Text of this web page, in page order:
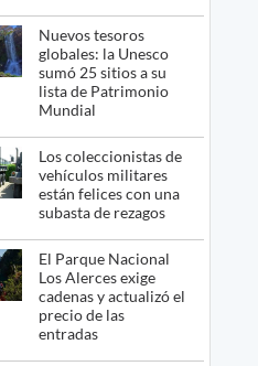
Nuevos tesoros
globales: la Unesco
sumó 25 sitios a su
lista de Patrimonio
Mundial
Los coleccionistas de
vehículos militares
están felices con una
subasta de rezagos
El Parque Nacional
Los Alerces exige
cadenas y actualizó el
precio de las
entradas